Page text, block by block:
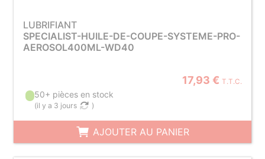
LUBRIFIANT
SPECIALIST-HUILE-DE-COUPE-SYSTEME-PRO-
AEROSOL400ML-WD40
17,93 € T.T.C.
50+ pièces en stock
(il y a 3 jours )
AJOUTER AU PANIER